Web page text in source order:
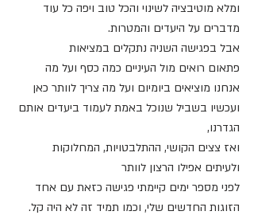
ומלא מוטיבציה לשינוי והכל טוב ויפה כל עוד
מדברים על היעדים והמטרות.
אבל בפגישה השניה נתקלים במציאות
פתאום רואים מול העיניים כמה כסף ועל מה
אנחנו מוציאים ביומיום ועל מה צריך לוותר כאן
ועכשיו בשביל שנוכל באמת לעמוד ביעדים אותם
הגדרנו,
ואז צצים הקושי, ההתלבטויות, המחלוקות
ולעיתים אפילו הרצון לוותר
לפני מספר ימים קיימתי פגישה כזאת עם אחד
הזוגות החדשים שלי, וכמו תמיד זה לא היה קל.